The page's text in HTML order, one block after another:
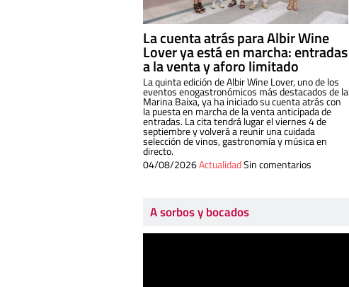
La cuenta atrás para Albir Wine
Lover ya está en marcha: entradas
a la venta y aforo limitado
La quinta edición de Albir Wine Lover, uno de los
eventos enogastronómicos más destacados de la
Marina Baixa, ya ha iniciado su cuenta atrás con
la puesta en marcha de la venta anticipada de
entradas. La cita tendrá lugar el viernes 4 de
septiembre y volverá a reunir una cuidada
selección de vinos, gastronomía y música en
directo.
04/08/2026ActualidadSin comentarios
A sorbos y bocados